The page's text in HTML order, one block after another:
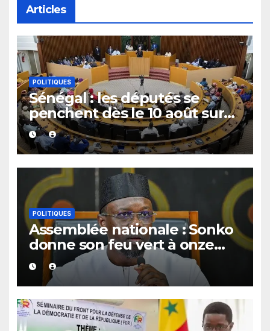
Articles
POLITIQUES
Sénégal : les députés se
penchent dès le 10 août sur
plusieurs textes, dont les
fonds spéciaux et secrets
POLITIQUES
Assemblée nationale : Sonko
donne son feu vert à onze
dossiers majeurs